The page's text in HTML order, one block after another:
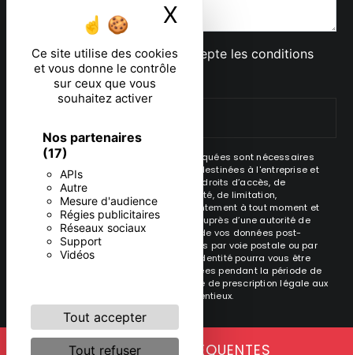
Ce site utilise des cookies
et vous donne le contrôle
sur ceux que vous
souhaitez activer
Nos partenaires
(17)
APIs
Autre
Mesure d'audience
Régies publicitaires
Réseaux sociaux
Support
Vidéos
Tout accepter
Tout refuser
X
En cochant cette case, j'accepte les conditions
particulières ci-dessous **
** Les données personnelles communiquées sont nécessaires
aux fins de vous contacter. Elles sont destinées à l'entreprise et
ses sous-traitants. Vous disposez de droits d’accès, de
rectification, d’effacement, de portabilité, de limitation,
d’opposition, de retrait de votre consentement à tout moment et
du droit d’introduire une réclamation auprès d’une autorité de
contrôle, ainsi que d’organiser le sort de vos données post-
mortem. Vous pouvez exercer ces droits par voie postale ou par
courrier électronique. Un justificatif d'identité pourra vous être
demandé. Nous conservons vos données pendant la période de
prise de contact puis pendant la durée de prescription légale aux
fins probatoire et de gestion des contentieux.
RECHERCHES FRÉQUENTES